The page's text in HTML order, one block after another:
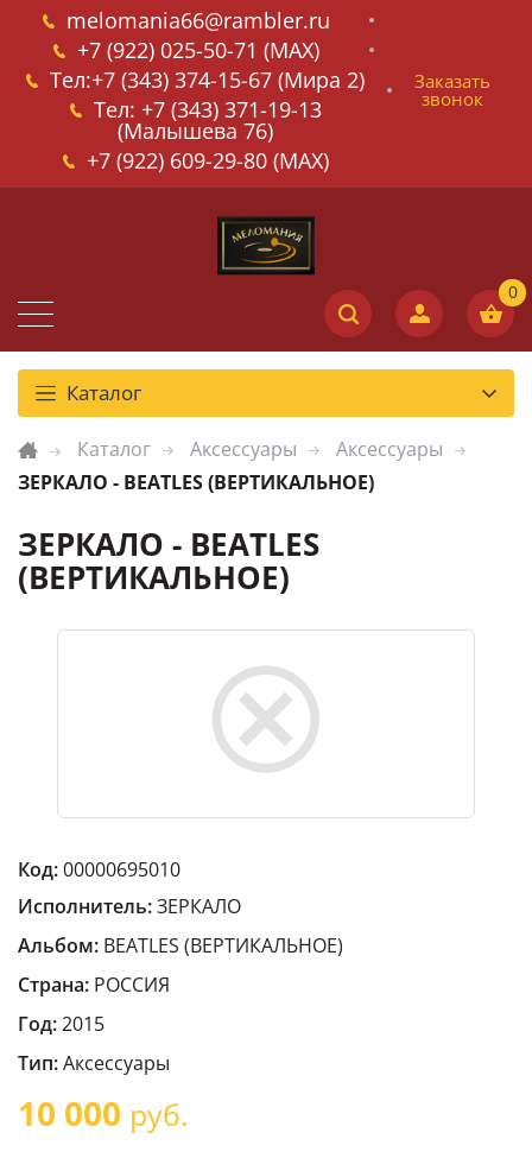
melomania66@rambler.ru
+7 (922) 025-50-71 (MAX)
Тел:+7 (343) 374-15-67 (Мира 2)
Тел: +7 (343) 371-19-13
(Малышева 76)
+7 (922) 609-29-80 (MAX)
Заказать
звонок
Каталог
Каталог Аксессуары
Аксессуары
ЗЕРКАЛО - BEATLES (ВЕРТИКАЛЬНОЕ)
ЗЕРКАЛО - BEATLES
(ВЕРТИКАЛЬНОЕ)
Код:00000695010
Исполнитель:ЗЕРКАЛО
Альбом: BEATLES (ВЕРТИКАЛЬНОЕ)
Страна: РОССИЯ
Год:2015
Тип:Аксессуары
10 000 руб.